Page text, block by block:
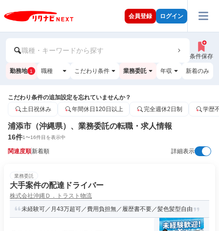
会員登録 ログイン
職種・キーワードから探す
条件保存
勤務地 1 職種 こだわり条件 業務委託 年収 新着のみ
こだわり条件の追加設定を忘れていませんか？
土日祝休み
年間休日120日以上 完全週休2日制 学歴
浦添市（沖縄県）、業務委託の転職・求人情報
16件1〜16件目を表示中
関連度順新着順 詳細表示
業務委託
大手案件の配達ドライバー
株式会社沖縄Ｄ．トラスト物流
未経験可／月43万超可／費用負担無／履歴書不要／髪色髪型自由